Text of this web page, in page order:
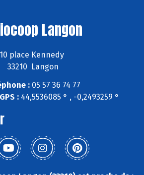
Langon
10 place Kennedy
33210 Langon
:05 57 36 74 77
: 44,5536085 ° , -0,2493259 °